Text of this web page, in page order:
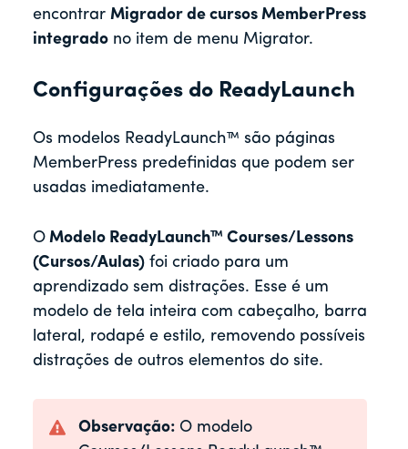
encontrar Migrador de cursos MemberPress
integrado no item de menu Migrator.
Configurações do ReadyLaunch
Os modelos ReadyLaunch™ são páginas
MemberPress predefinidas que podem ser
usadas imediatamente.
O Modelo ReadyLaunch™ Courses/Lessons
(Cursos/Aulas) foi criado para um
aprendizado sem distrações. Esse é um
modelo de tela inteira com cabeçalho, barra
lateral, rodapé e estilo, removendo possíveis
distrações de outros elementos do site.
Observação: O modelo